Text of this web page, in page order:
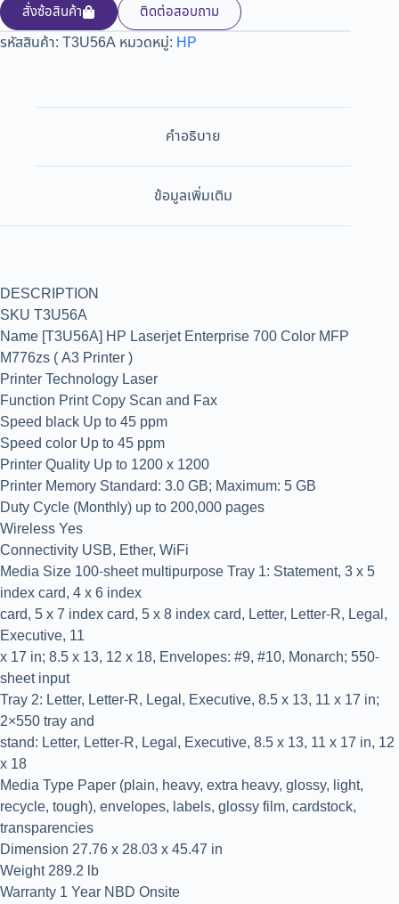
สั่งซ้อสินค้า ติดต่อสอบถาม
รหัสสินค้า: T3U56A หมวดหมู่: HP
คำอธิบาย
ข้อมูลเพิ่มเติม
DESCRIPTION
SKU T3U56A
Name [T3U56A] HP Laserjet Enterprise 700 Color MFP
M776zs ( A3 Printer )
Printer Technology Laser
Function Print Copy Scan and Fax
Speed black Up to 45 ppm
Speed color Up to 45 ppm
Printer Quality Up to 1200 x 1200
Printer Memory Standard: 3.0 GB; Maximum: 5 GB
Duty Cycle (Monthly) up to 200,000 pages
Wireless Yes
Connectivity USB, Ether, WiFi
Media Size 100-sheet multipurpose Tray 1: Statement, 3 x 5
index card, 4 x 6 index
card, 5 x 7 index card, 5 x 8 index card, Letter, Letter-R, Legal,
Executive, 11
x 17 in; 8.5 x 13, 12 x 18, Envelopes: #9, #10, Monarch; 550-
sheet input
Tray 2: Letter, Letter-R, Legal, Executive, 8.5 x 13, 11 x 17 in;
2×550 tray and
stand: Letter, Letter-R, Legal, Executive, 8.5 x 13, 11 x 17 in, 12
x 18
Media Type Paper (plain, heavy, extra heavy, glossy, light,
recycle, tough), envelopes, labels, glossy film, cardstock,
transparencies
Dimension 27.76 x 28.03 x 45.47 in
Weight 289.2 lb
Warranty 1 Year NBD Onsite